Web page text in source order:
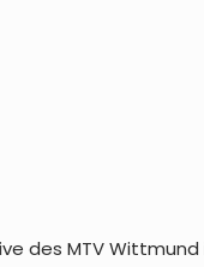
des MTV Wittmund